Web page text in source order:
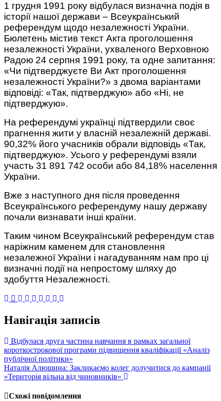
1 грудня 1991 року відбулася визначна подія в
історії нашої держави – Всеукраїнський
референдум щодо незалежності України.
Бюлетень містив текст Акта проголошення
незалежності України, ухваленого Верховною
Радою 24 серпня 1991 року, та одне запитання:
«Чи підтверджуєте Ви Акт проголошення
незалежності України?» з двома варіантами
відповіді: «Так, підтверджую» або «Ні, не
підтверджую».
На референдумі українці підтвердили своє
прагнення жити у власній незалежній державі.
90,32% його учасників обрали відповідь «Так,
підтверджую». Усього у референдумі взяли
участь 31 891 742 особи або 84,18% населення
України.
Вже з наступного дня після проведення
Всеукраїнського референдуму нашу державу
почали визнавати інші країни.
Таким чином Всеукраїнський референдум став
наріжним каменем для становлення
незалежної України і нагадуванням нам про ці
визначні події на непростому шляху до
здобуття Незалежності.
Навігація записів
Відбулася друга частина навчання в рамках загальної
короткострокової програми підвищення кваліфікації «Аналіз
публічної політики»
Наталія Алюшина: Закликаємо колег долучитися до кампанії
«Територія вільна від чиновників»
Схожі повідомлення